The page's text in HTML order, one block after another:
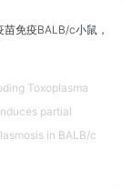
免疫BALB/c小鼠，
Toxoplasma
partial
in BALB/c